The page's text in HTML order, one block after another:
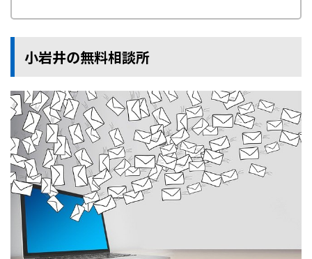
小岩井の無料相談所